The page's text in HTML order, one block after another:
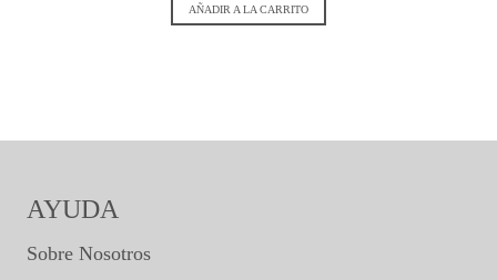
AÑADIR A LA CARRITO
AYUDA
Sobre Nosotros